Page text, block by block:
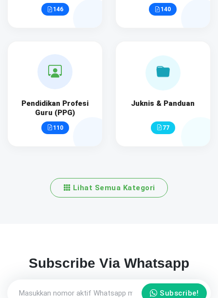
146 140
Pendidikan Profesi
Guru (PPG)
110
Juknis & Panduan
77
Lihat Semua Kategori
Subscribe Via Whatsapp
Subscribe!